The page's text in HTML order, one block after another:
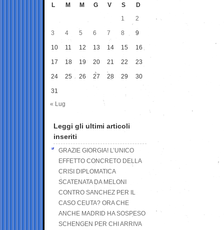
L M M G V S
D
1
2
3 4 5 6 7 8 9
10 11 12 13 14 15 16
17 18 19 20 21 22 23
24 25 26 27 28 29 30
31
« Lug
Leggi gli ultimi articoli
inseriti
GRAZIE GIORGIA! L’UNICO
EFFETTO CONCRETO DELLA
CRISI DIPLOMATICA
SCATENATA DA MELONI
CONTRO SANCHEZ PER IL
CASO CEUTA? ORA CHE
ANCHE MADRID HA SOSPESO
SCHENGEN PER CHI ARRIVA